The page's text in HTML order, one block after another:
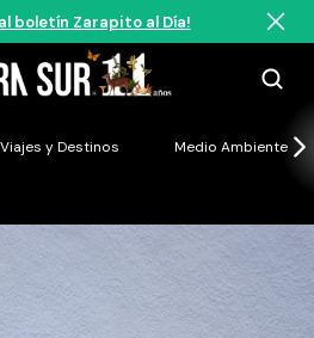
boletín Zarapito al Día!
Viajes y Destinos Medio Ambiente